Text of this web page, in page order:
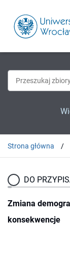
Strona główna
DO
Zmiana
konsekwencje